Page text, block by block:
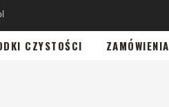
CZYSTOŚCI ZAMÓWIENIA